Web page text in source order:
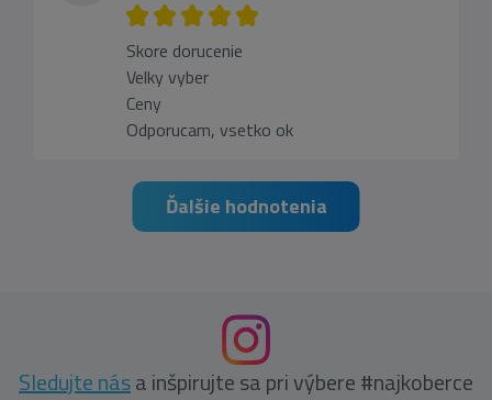
Skore dorucenie
Velky vyber
Ceny
Odporucam, vsetko ok
Ďalšie hodnotenia
Sledujte nása inšpirujte sa pri výbere #najkoberce